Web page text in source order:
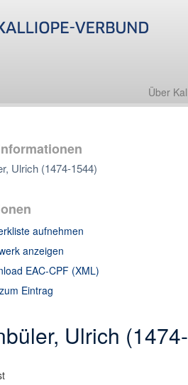
Über
Ulrich (1474-1544)
aufnehmen
anzeigen
EAC-CPF (XML)
Eintrag
Ulrich